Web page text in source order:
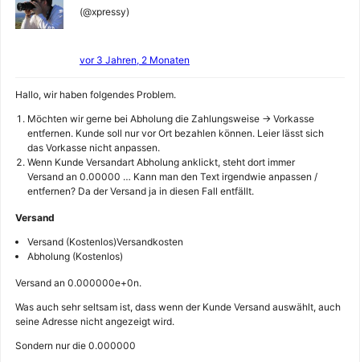
(@xpressy)
vor 3 Jahren, 2 Monaten
Hallo, wir haben folgendes Problem.
Möchten wir gerne bei Abholung die Zahlungsweise -> Vorkasse
entfernen. Kunde soll nur vor Ort bezahlen können. Leier lässt sich
das Vorkasse nicht anpassen.
Wenn Kunde Versandart Abholung anklickt, steht dort immer
Versand an 0.00000 … Kann man den Text irgendwie anpassen /
entfernen? Da der Versand ja in diesen Fall entfällt.
Versand
Versand (Kostenlos)Versandkosten
Abholung (Kostenlos)
Versand an 0.000000e+0n.
Was auch sehr seltsam ist, dass wenn der Kunde Versand auswählt, auch
seine Adresse nicht angezeigt wird.
Sondern nur die 0.000000